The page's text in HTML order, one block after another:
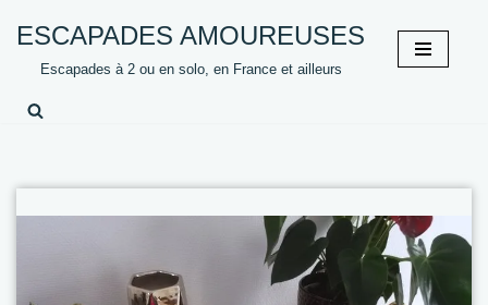
contenu
ESCAPADES AMOUREUSES
Escapades à 2 ou en solo, en France et ailleurs